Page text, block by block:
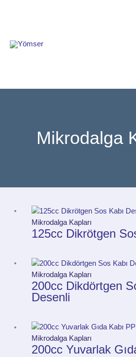
Mikrodalga
Mikrodalga Kapları
125cc Dikrötgen
Mikrodalga Kapları
200cc Dikdörtgen
Desenli
Mikrodalga Kapları
200cc Yuvarlak